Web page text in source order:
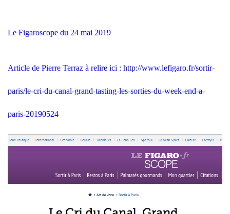
Le Figaroscope du 24 mai 2019
Article de Pierre Terraz à relire ici : http://www.lefigaro.fr/sortir-
paris/le-cri-du-canal-grand-tasting-les-sorties-du-week-end-a-
paris-20190524